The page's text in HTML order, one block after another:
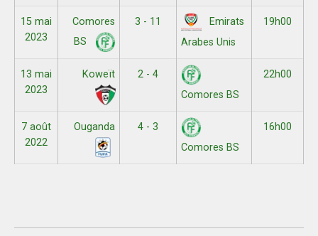
15 mai
2023
Comores
BS
3 - 11
Emirats
Arabes Unis
19h00
13 mai
2023
Koweït
2 - 4
Comores BS
22h00
7 août
2022
Ouganda
4 - 3
Comores BS
16h00